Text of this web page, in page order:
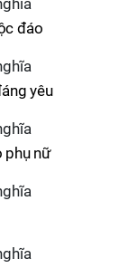
đáo
yêu
phụ nữ